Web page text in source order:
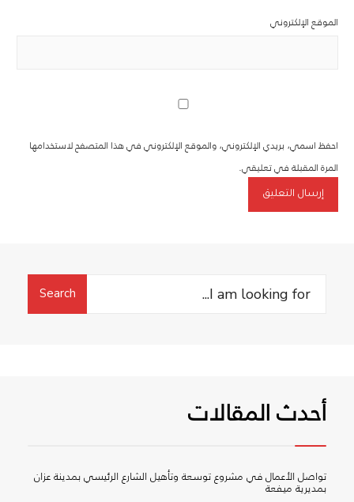
الموقع الإلكتروني
احفظ اسمي، بريدي الإلكتروني، والموقع الإلكتروني في هذا المتصفح لاستخدامها
المرة المقبلة في تعليقي.
Search
Search
أحدث المقالات
تواصل الأعمال في مشروع توسعة وتأهيل الشارع الرئيسي بمدينة عزان
بمديرية ميفعة